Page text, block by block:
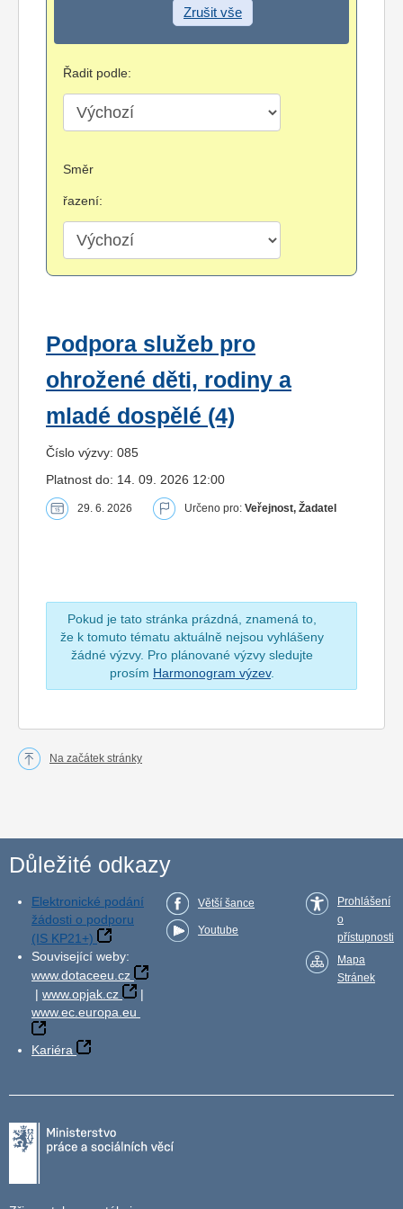
Zrušit vše
Řadit podle:
Směr
řazení:
Podpora služeb pro
ohrožené děti, rodiny a
mladé dospělé (4)
Číslo výzvy: 085
Platnost do: 14. 09. 2026 12:00
29. 6. 2026 Určeno pro: Veřejnost, Žadatel
Pokud je tato stránka prázdná, znamená to,
že k tomuto tématu aktuálně nejsou vyhlášeny
žádné výzvy. Pro plánované výzvy sledujte
prosím Harmonogram výzev.
Na začátek stránky
Důležité odkazy
Elektronické podání
žádosti o podporu
(IS KP21+)
Související weby:
www.dotaceeu.cz
| www.opjak.cz
|
www.ec.europa.eu
Kariéra
Větší šance
Youtube
Prohlášení
o
přístupnosti
Mapa
Stránek